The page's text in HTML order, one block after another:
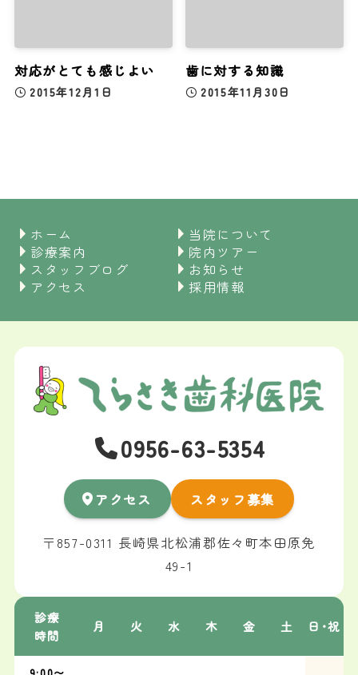
対応がとても感じよい
2015年12月1日
歯に対する知識
2015年11月30日
ホーム
当院について
診療案内
院内ツアー
スタッフブログ
お知らせ
アクセス
採用情報
0956-63-5354
アクセス スタッフ募集
〒857-0311 長崎県北松浦郡佐々町本田原免
49-1
診療
時間
月 火 水 木 金 土 日･祝